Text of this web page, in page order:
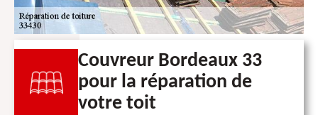
Couvreur Bordeaux 33
pour la réparation de
votre toit